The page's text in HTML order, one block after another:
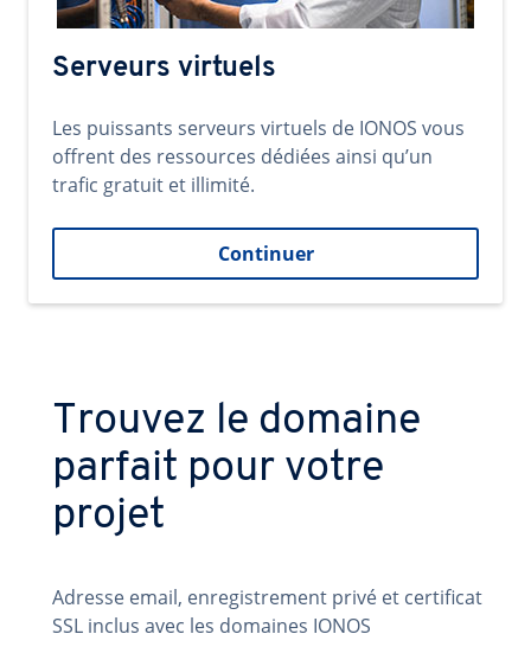
Serveurs virtuels
Les puissants serveurs virtuels de IONOS vous
offrent des ressources dédiées ainsi qu’un
trafic gratuit et illimité.
Continuer
Trouvez le domaine
parfait pour votre
projet
Adresse email, enregistrement privé et certificat
SSL inclus avec les domaines IONOS